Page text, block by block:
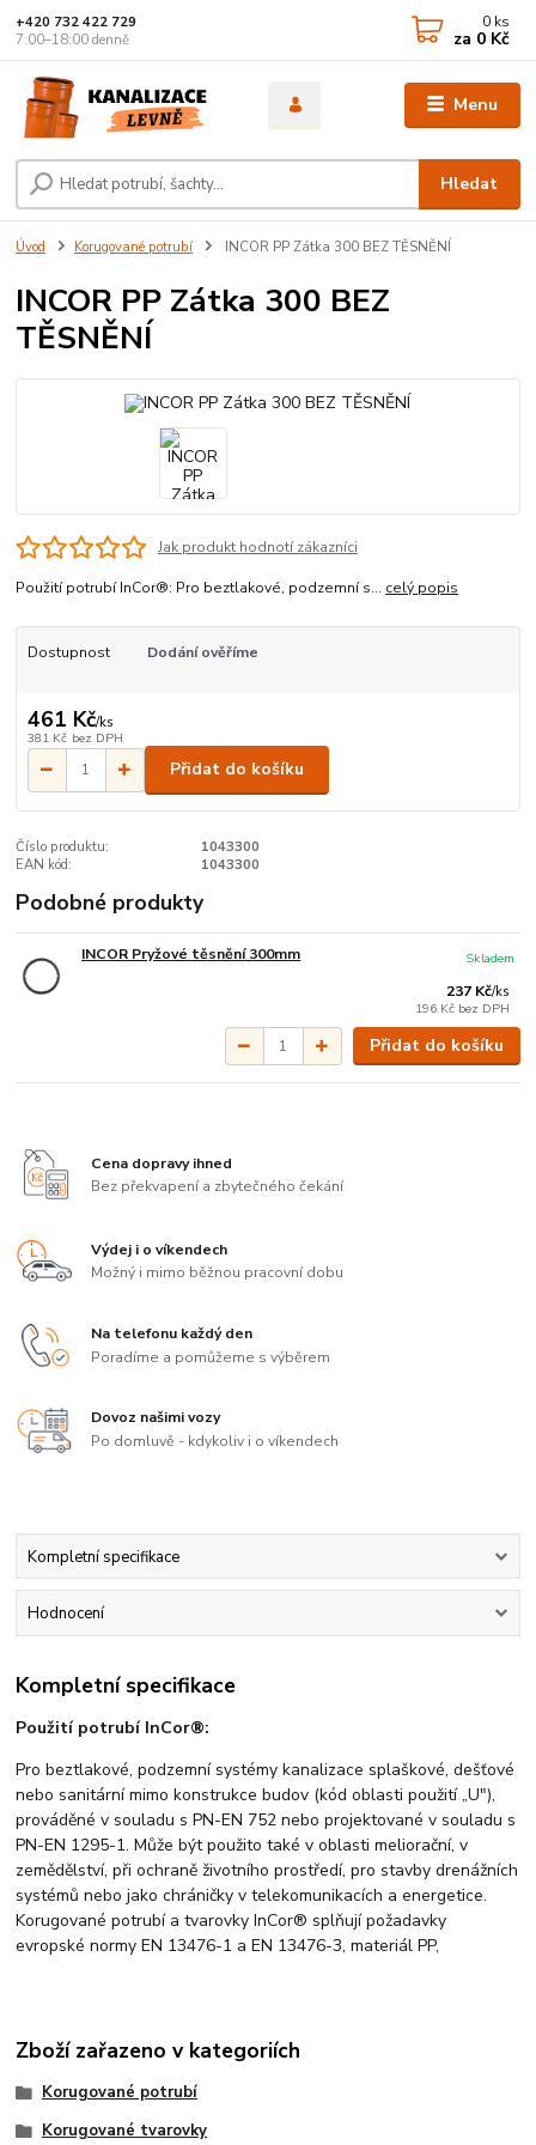
Menu
Hledat
+420 732 422 729
7:00–18:00 denně
0 ks
za 0 Kč
Úvod Korugované potrubí INCOR PP Zátka 300 BEZ TĚSNĚNÍ
INCOR PP Zátka 300 BEZ
TĚSNĚNÍ
Jak produkt hodnotí zákazníci
Použití potrubí InCor®: Pro beztlakové, podzemní s... celý popis
Dostupnost Dodání ověříme
461 Kč/ks
381 Kč bez DPH
Přidat do košíku
Číslo produktu:
1043300
EAN kód:
1043300
Podobné produkty
INCOR Pryžové těsnění 300mm
237 Kč/ks
196 Kč bez DPH
Skladem
Přidat do košíku
Cena dopravy ihned
Bez překvapení a zbytečného čekání
Výdej i o víkendech
Možný i mimo běžnou pracovní dobu
Na telefonu každý den
Poradíme a pomůžeme s výběrem
Dovoz našimi vozy
Po domluvě - kdykoliv i o víkendech
Kompletní specifikace
Hodnocení
Kompletní specifikace
Použití potrubí InCor®:
Pro beztlakové, podzemní systémy kanalizace splaškové, dešťové
nebo sanitární mimo konstrukce budov (kód oblasti použití „U"),
prováděné v souladu s PN-EN 752 nebo projektované v souladu s
PN-EN 1295-1. Může být použito také v oblasti meliorační, v
zemědělství, při ochraně životního prostředí, pro stavby drenážních
systémů nebo jako chráničky v telekomunikacích a energetice.
Korugované potrubí a tvarovky InCor® splňují požadavky
evropské normy EN 13476-1 a EN 13476-3, materiál PP,
Zboží zařazeno v kategoriích
Korugované potrubí
Korugované tvarovky